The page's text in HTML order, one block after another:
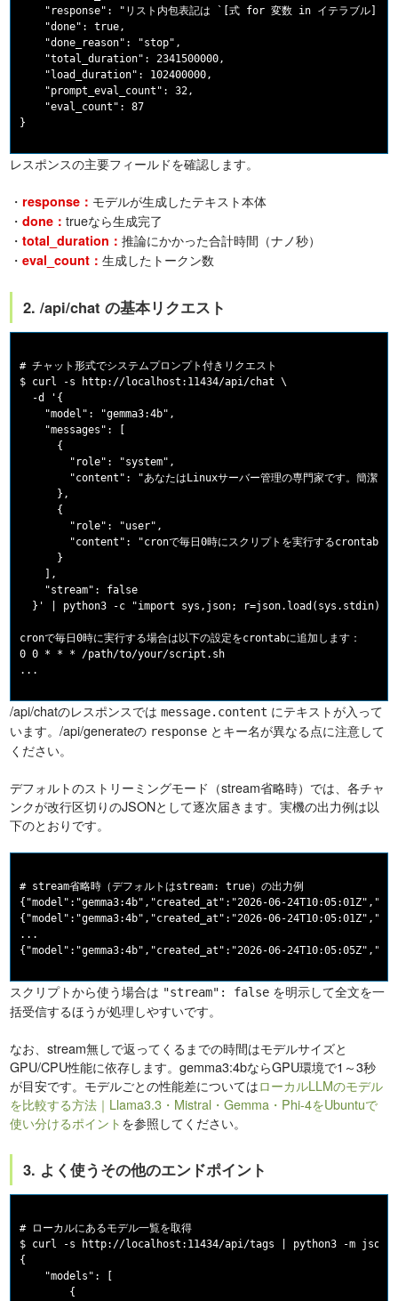
"response": "リスト内包表記は `[式 for 変数 in イテラブル]`
    "done": true,
    "done_reason": "stop",
    "total_duration": 2341500000,
    "load_duration": 102400000,
    "prompt_eval_count": 32,
    "eval_count": 87
レスポンスの主要フィールドを確認します。
・ response： モデルが生成したテキスト本体
・done：trueなら生成完了
・total_duration：推論にかかった合計時間（ナノ秒）
・eval_count：生成したトークン数
2. /api/chat の基本リクエスト
# チャット形式でシステムプロンプト付きリクエスト
$ curl -s http://localhost:11434/api/chat \
  -d '{
    "model": "gemma3:4b",
    "messages": [
      {
        "role": "system",
"content": "あなたはLinuxサーバー管理の専門家です。簡潔に
      },
      {
        "role": "user",
"content": "cronで毎日0時にスクリプトを実行するcrontab設
      }
    ],
    "stream": false
}' | python3 -c "import sys,json; r=json.load(sys.stdin);
cronで毎日0時に実行する場合は以下の設定をcrontabに追加します：
0 0 * * * /path/to/your/script.sh
/api/chatのレスポンスではmessage.content にテキストが入って
います。/api/generateの response とキー名が異なる点に注意して
ください。
デフォルトのストリーミングモード（stream省略時）では、各チャ
ンクが改行区切りのJSONとして逐次届きます。実機の出力例は以
下のとおりです。
# stream省略時（デフォルトはstream: true）の出力例
{"model":"gemma3:4b","created_at":"2026-06-
{"model":"gemma3:4b","created_at":"2026-06-
...
スクリプトから使う場合は "stream": false を明示して全文を一
括受信するほうが処理しやすいです。
なお、stream無しで返ってくるまでの時間はモデルサイズと
GPU/CPU性能に依存します。gemma3:4bならGPU環境で1～3秒
が目安です。モデルごとの性能差についてはローカルLLMのモデル
を比較する方法｜Llama3.3・Mistral・Gemma・Phi-4をUbuntuで
使い分けるポイントを参照してください。
3. よく使うその他のエンドポイント
# ローカルにあるモデル一覧を取得
$ curl -s http://localhost:11434/api/tags | python3 -m
{
    "models": [
        {